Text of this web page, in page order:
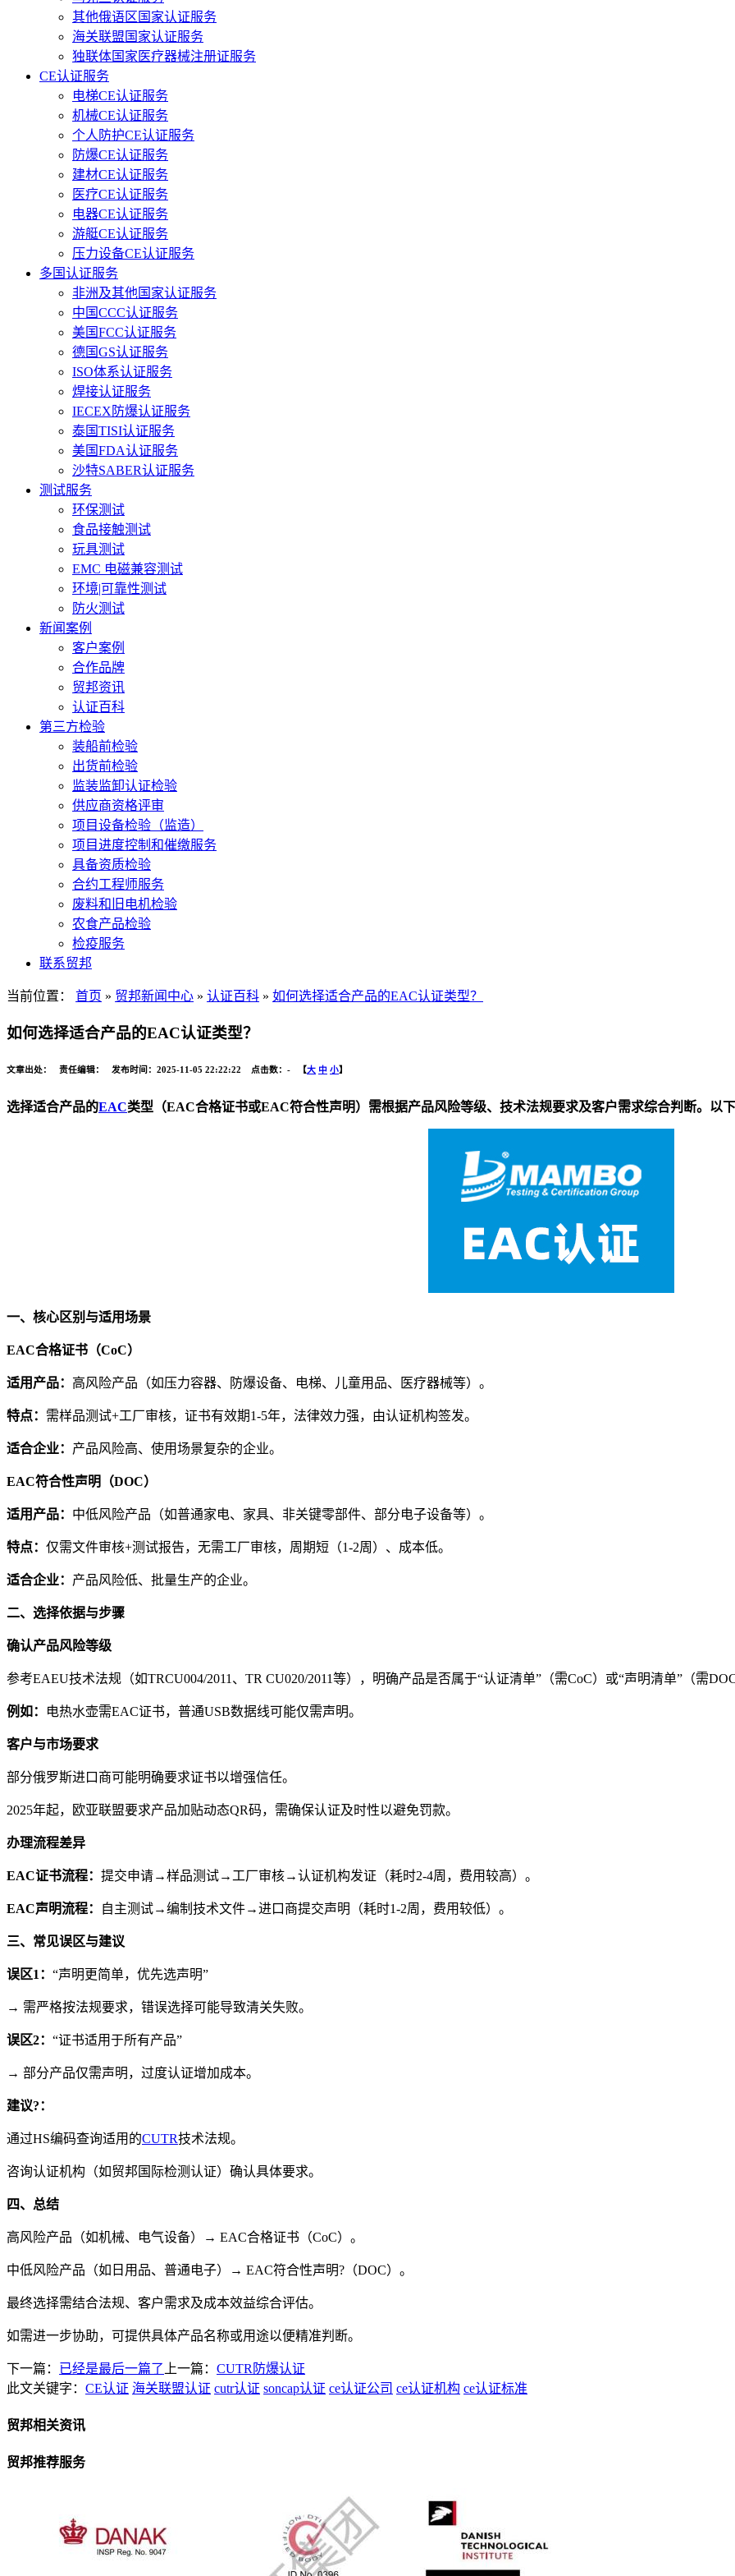
其他俄语区国家认证服务
海关联盟国家认证服务
独联体国家医疗器械注册证服务
CE认证服务
电梯CE认证服务
机械CE认证服务
个人防护CE认证服务
防爆CE认证服务
建材CE认证服务
医疗CE认证服务
电器CE认证服务
游艇CE认证服务
压力设备CE认证服务
多国认证服务
非洲及其他国家认证服务
中国CCC认证服务
美国FCC认证服务
德国GS认证服务
ISO体系认证服务
焊接认证服务
IECEX防爆认证服务
泰国TISI认证服务
美国FDA认证服务
沙特SABER认证服务
测试服务
环保测试
食品接触测试
玩具测试
EMC 电磁兼容测试
环境|可靠性测试
防火测试
新闻案例
客户案例
合作品牌
贸邦资讯
认证百科
第三方检验
装船前检验
出货前检验
监装监卸认证检验
供应商资格评审
项目设备检验（监造）
项目进度控制和催缴服务
具备资质检验
合约工程师服务
废料和旧电机检验
农食产品检验
检疫服务
联系贸邦
当前位置： 首页 » 贸邦新闻中心 » 认证百科 » 如何选择适合产品的EAC认证类型？
如何选择适合产品的EAC认证类型？
文章出处： 责任编辑： 发布时间：2025-11-05 22:22:22 点击数： - 【大 中 小】
选择适合产品的EAC类型（EAC合格证书或EAC符合性声明）需根据产品风险等级、技术法规要求及客户需求综合判断。以
一、核心区别与适用场景
EAC合格证书（CoC）
适用产品： 高风险产品（如压力容器、防爆设备、电梯、儿童用品、医疗器械等）。
特点： 需样品测试+工厂审核，证书有效期1-5年，法律效力强，由认证机构签发。
适合企业： 产品风险高、使用场景复杂的企业。
EAC符合性声明（DOC）
适用产品： 中低风险产品（如普通家电、家具、非关键零部件、部分电子设备等）。
特点： 仅需文件审核+测试报告，无需工厂审核，周期短（1-2周）、成本低。
适合企业： 产品风险低、批量生产的企业。
二、选择依据与步骤
确认产品风险等级
参考EAEU技术法规（如TRCU004/2011、TR CU020/2011等），明确产品是否属于“认证清单”（需CoC）或“声明清单”（需
例如： 电热水壶需EAC证书，普通USB数据线可能仅需声明。
客户与市场要求
部分俄罗斯进口商可能明确要求证书以增强信任。
2025年起，欧亚联盟要求产品加贴动态QR码，需确保认证及时性以避免罚款。
办理流程差异
EAC证书流程： 提交申请→样品测试→工厂审核→认证机构发证（耗时2-4周，费用较高）。
EAC声明流程： 自主测试→编制技术文件→进口商提交声明（耗时1-2周，费用较低）。
三、常见误区与建议
误区1： “声明更简单，优先选声明”
→ 需严格按法规要求，错误选择可能导致清关失败。
误区2： “证书适用于所有产品”
→ 部分产品仅需声明，过度认证增加成本。
建议?：
通过HS编码查询适用的CUTR技术法规。
咨询认证机构（如贸邦国际检测认证）确认具体要求。
四、总结
高风险产品（如机械、电气设备）→ EAC合格证书（CoC）。
中低风险产品（如日用品、普通电子）→ EAC符合性声明?（DOC）。
最终选择需结合法规、客户需求及成本效益综合评估。
如需进一步协助，可提供具体产品名称或用途以便精准判断。
下一篇： 已经是最后一篇了 上一篇： CUTR防爆认证
此文关键字： CE认证 海关联盟认证 cutr认证 soncap认证 ce认证公司 ce认证机构 ce认证标准
贸邦相关资讯
贸邦推荐服务